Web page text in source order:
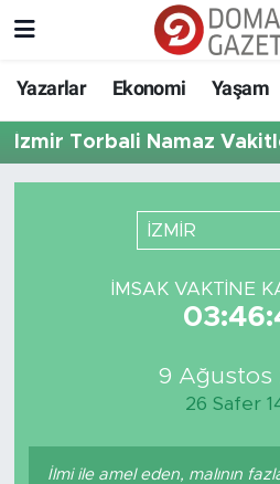
Yazarlar Ekonomi Yaşam
İzmir Torbali Namaz
İZMİR
İMSAK VAKTINE
9 Ağustos
26 Safer
İlmi ile amel eden, malının